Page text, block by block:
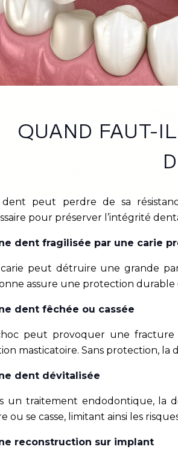
QUAND FAUT-
peut perdre de sa
pour préserver l’intégrité
dent fragilisée par une carie
peut détruire une grande
assure une protection durable
dent fêchée ou cassée
peut provoquer une fracture
masticatoire. Sans protection, la
dent dévitalisée
un traitement endodontique, la
ou se casse, limitant ainsi les
reconstruction sur implant